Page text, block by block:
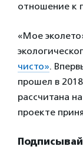
отношение к
«Мое
чисто».
прошел в
рассчитана
проекте